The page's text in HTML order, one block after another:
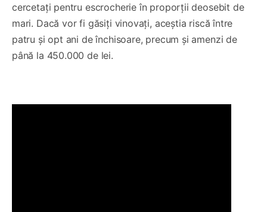
cercetați pentru escrocherie în proporții deosebit de
mari. Dacă vor fi găsiți vinovați, aceștia riscă între
patru și opt ani de închisoare, precum și amenzi de
până la 450.000 de lei.